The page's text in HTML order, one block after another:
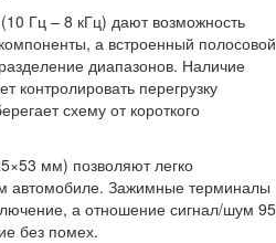
Гц – 8 кГц) дают возможность
а встроенный полосовой
диапазонов. Наличие
контролировать перегрузку
схему от короткого
мм) позволяют легко
автомобиле. Зажимные терминалы
а отношение сигнал/шум 95
без помех.